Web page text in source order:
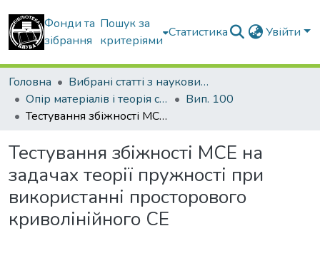
Фонди та
зібрання
Пошук за
критеріями
Статистика Увійти
Головна
Вибрані статті з наукових збірників КНУБА
Опір матеріалів і теорія споруд
Вип. 100
Тестування збіжності МСЕ на задачах теорії пружності при використанні просторового криволінійного СЕ
Тестування збіжності МСЕ на
задачах теорії пружності при
використанні просторового
криволінійного СЕ